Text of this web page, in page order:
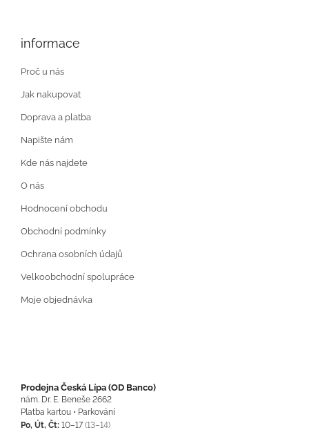
informace
Proč u nás
Jak nakupovat
Doprava a platba
Napište nám
Kde nás najdete
O nás
Hodnocení obchodu
Obchodní podmínky
Ochrana osobních údajů
Velkoobchodní spolupráce
Moje objednávka
Prodejna Česká Lípa (OD Banco)
nám. Dr. E. Beneše 2662
Platba kartou • Parkování
Po, Út, Čt: 10–17 (13–14)